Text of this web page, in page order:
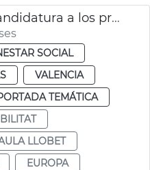
València presenta candidatura a los premios europeos de accesibilidad
SOCIAL
VALENCIA
TEMÁTICA
LLOBET
EUROPA